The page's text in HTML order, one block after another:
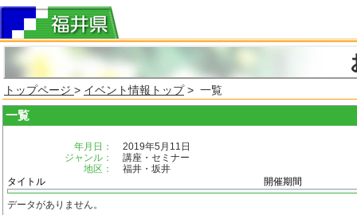
トップページ > イベント情報トップ> 一覧
一覧
年月日：
2019年5月11日
ジャンル：
講座・セミナー
地区：
福井・坂井
タイトル
開催期間
データがありません。